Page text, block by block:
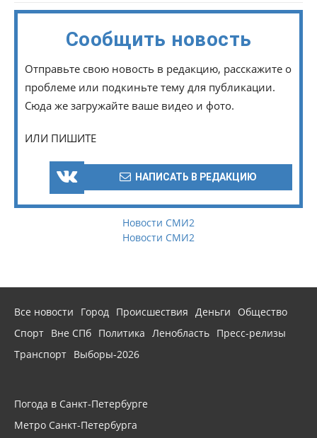
Сообщить новость
Отправьте свою новость в редакцию, расскажите о
проблеме или подкиньте тему для публикации.
Сюда же загружайте ваше видео и фото.
ИЛИ ПИШИТЕ
НАПИСАТЬ В РЕДАКЦИЮ
Новости СМИ2
Новости СМИ2
Все новости Город Происшествия Деньги
Общество
Спорт Вне СПб Политика Ленобласть Пресс-релизы
Транспорт Выборы-2026
Погода в Санкт-Петербурге
Метро Санкт-Петербурга